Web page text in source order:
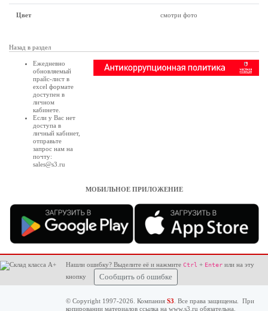
Цвет смотри фото
Назад в раздел
Ежедневно
обновляемый
прайс-лист в
excel формате
доступен в
личном
кабинете
Если у Вас нет
доступа в
личный кабинет,
отправьте
запрос нам на
почту:
sales@s3.ru
МОБИЛЬНОЕ ПРИЛОЖЕНИЕ
Нашли ошибку? Выделите её и нажмите Ctrl + Enter или на эту
кнопку
Сообщить об ошибке
© Copyright 1997-2026. Компания S3 . Все права защищены. При
копировании материалов ссылка на www.s3.ru обязательна.